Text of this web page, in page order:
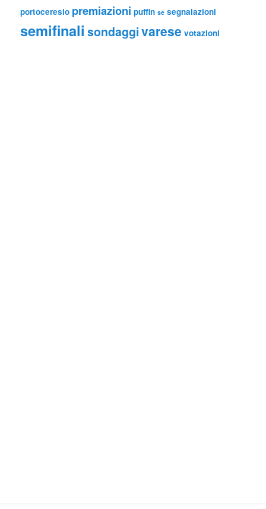
portoceresio premiazioni puffin se segnalazioni
semifinali sondaggivarese votazioni